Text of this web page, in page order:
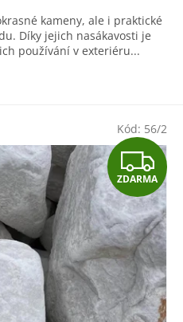
kameny, ale i praktické
Díky jejich nasákavosti je
používání v exteriéru...
Z
D
A
R
M
ZDARMA
Kód: 56/2